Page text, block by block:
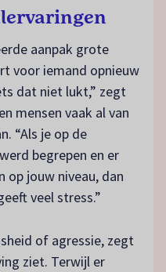
aanpak grote
voor iemand opnieuw
dat niet lukt,” zegt
mensen vaak al van
“Als je op de
begrepen en er
op jouw niveau, dan
veel stress.”
of agressie, zegt
ziet. Terwijl er